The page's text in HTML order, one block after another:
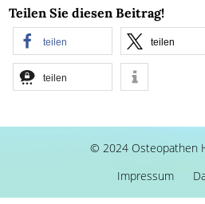
Teilen Sie diesen Beitrag!
teilen teilen
teilen
© 2024 Osteopathen
Impressum